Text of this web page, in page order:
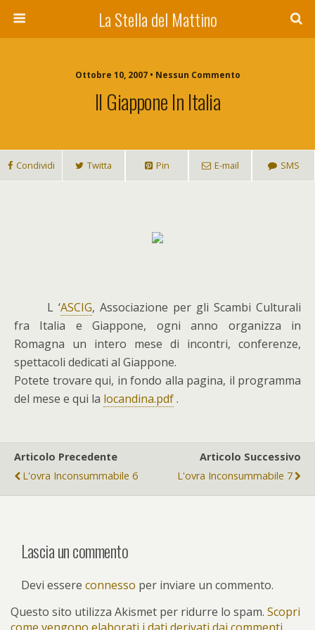
La Stella del Mattino
Ottobre 10, 2007 • Nessun Commento
Il Giappone In Italia
Condividi Twitta Pin E-mail SMS
L ‘ASCIG, Associazione per gli Scambi Culturali
fra Italia e Giappone, ogni anno organizza in
Romagna un intero mese di incontri, conferenze,
spettacoli dedicati al Giappone.
Potete trovare qui, in fondo alla pagina, il programma
del mese e qui la locandina.pdf.
Articolo Precedente
L'ovra Inconsummabile 6
Articolo Successivo
L'ovra Inconsummabile 7
Lascia un commento
Devi essere connesso per inviare un commento.
Questo sito utilizza Akismet per ridurre lo spam. Scopri